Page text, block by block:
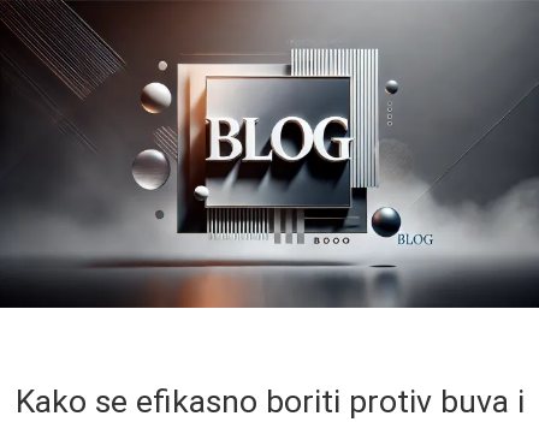
Kako se efikasno boriti protiv buva i